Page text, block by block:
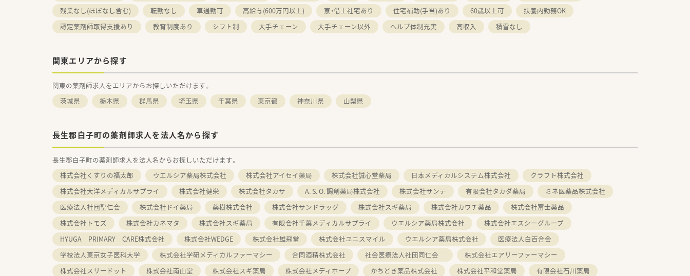
残業なし(ほぼなし含む)
転勤なし 車通勤可 高給与(600万円以上) 寮・借上社宅あり 住宅補助(手当)あり 60歳以上可
扶養内勤務OK
認定薬剤師取得支援あり
教育制度あり シフト制 大手チェーン 大手チェーン以外 ヘルプ体制充実 高収入 積雪なし
関東エリアから探す
関東の薬剤師求人をエリアからお探しいただけます。
茨城県
栃木県 群馬県 埼玉県 千葉県 東京都 神奈川県 山梨県
長生郡白子町の薬剤師求人を法人名から探す
長生郡白子町の薬剤師求人を法人名からお探しいただけます。
株式会社くすりの福太郎
ウエルシア薬局株式会社 株式会社アイセイ薬局 株式会社誠心堂薬局 日本メディカルシステム株式会社
クラフト株式会社
株式会社大洋メディカルサプライ
株式会社健栄 株式会社タカサ A. S. O. 調剤薬局株式会社 株式会社サンテ 有限会社タカダ薬局
ミネ医薬品株式会社
医療法人社団聖仁会
株式会社ドイ薬局 薬樹株式会社 株式会社サンドラッグ 株式会社スギ薬局 株式会社カワチ薬品
株式会社富士薬品
株式会社トモズ
株式会社カネマタ 株式会社スギ薬局 有限会社千葉メディカルサプライ ウエルシア薬局株式会社
株式会社エスシーグループ
HYUGA PRIMARY CARE株式会社
株式会社WEDGE 株式会社雄飛堂 株式会社ユニスマイル ウエルシア薬局株式会社
医療法人白百合会
学校法人東京女子医科大学
株式会社学研メディカルファーマシー 合同酒精株式会社 社会医療法人社団同仁会
株式会社エアリーファーマシー
株式会社スリードット
株式会社南山堂 株式会社スギ薬局 株式会社メディホープ かちどき薬品株式会社 株式会社平和堂薬局
有限会社石川薬局